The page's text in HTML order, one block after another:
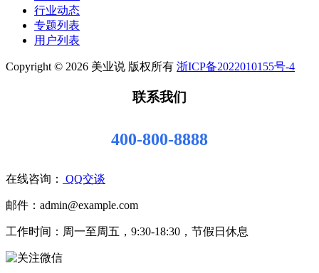
行业动态
专题列表
用户列表
Copyright © 2026 美业说 版权所有 浙ICP备2022010155号-4
联系我们
400-800-8888
在线咨询： QQ交谈
邮件：admin@example.com
工作时间：周一至周五，9:30-18:30，节假日休息